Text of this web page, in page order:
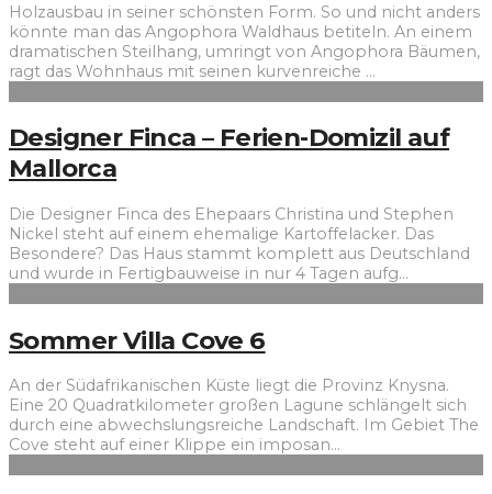
Holzausbau in seiner schönsten Form. So und nicht anders
könnte man das Angophora Waldhaus betiteln. An einem
dramatischen Steilhang, umringt von Angophora Bäumen,
ragt das Wohnhaus mit seinen kurvenreiche ...
Designer Finca – Ferien-Domizil auf
Mallorca
Die Designer Finca des Ehepaars Christina und Stephen
Nickel steht auf einem ehemalige Kartoffelacker. Das
Besondere? Das Haus stammt komplett aus Deutschland
und wurde in Fertigbauweise in nur 4 Tagen aufg...
Sommer Villa Cove 6
An der Südafrikanischen Küste liegt die Provinz Knysna.
Eine 20 Quadratkilometer großen Lagune schlängelt sich
durch eine abwechslungsreiche Landschaft. Im Gebiet The
Cove steht auf einer Klippe ein imposan...